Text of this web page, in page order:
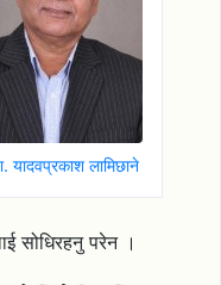
यादवप्रकाश लामिछाने
सोधिरहनु परेन ।